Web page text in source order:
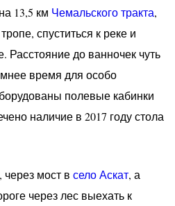
13,5 км Чемальского тракта,
спуститься к реке и
Расстояние до ванночек чуть
время для особо
полевые кабинки
наличие в 2017 году стола
мост в село Аскат, а
через лес выехать к